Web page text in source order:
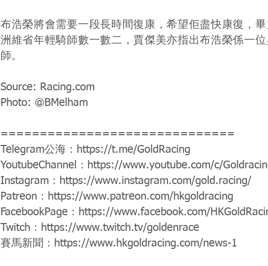
布浩榮將會需要一段長時間復康，希望佢盡快康復，
洲維省年輕騎師數一數二，賈傑美亦指出布浩榮係一
師。
Source: Racing.com
Photo: @BMelham
==============================
Telegram公海： https://t.me/GoldRacing
YoutubeChannel： https://www.youtube.com/c/
Instagram： https://www.instagram.com/gold.racing/
Patreon： https://www.patreon.com/hkgoldracing
FacebookPage： https://www.facebook.com/
Twitch： https://www.twitch.tv/goldenrace
賽馬新聞： https://www.hkgoldracing.com/news-1